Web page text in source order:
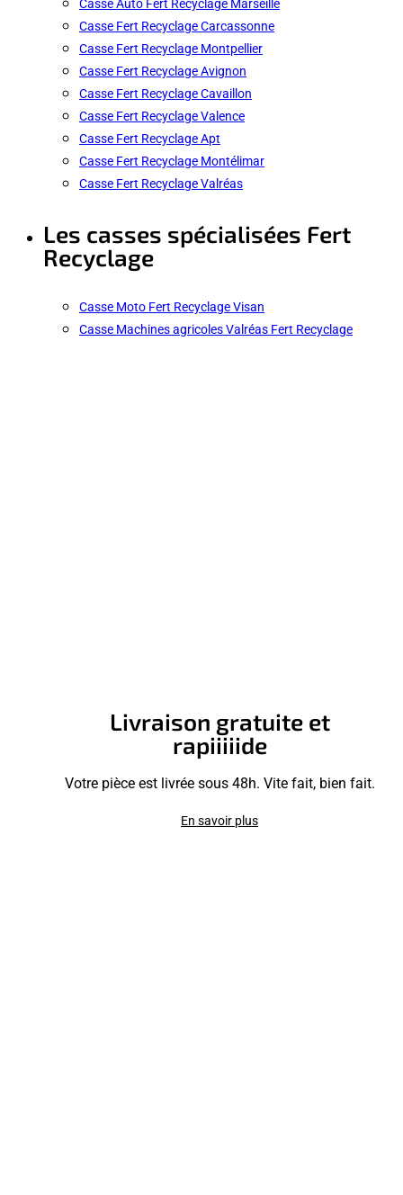
Casse Fert Recyclage Carcassonne
Casse Fert Recyclage Montpellier
Casse Fert Recyclage Avignon
Casse Fert Recyclage Cavaillon
Casse Fert Recyclage Valence
Casse Fert Recyclage Apt
Casse Fert Recyclage Montélimar
Casse Fert Recyclage Valréas
Les casses spécialisées Fert
Recyclage
Casse Moto Fert Recyclage Visan
Casse Machines agricoles Valréas Fert Recyclage
Livraison gratuite et
rapiiiiide
Votre pièce est livrée sous 48h. Vite fait, bien fait.
En savoir plus